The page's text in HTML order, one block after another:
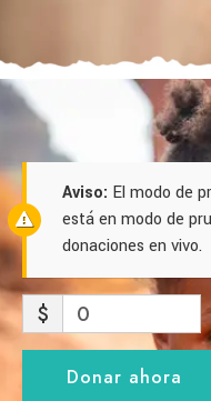
Aviso: El modo de
está en modo de
donaciones en vivo.
$ 0
Donar ahora